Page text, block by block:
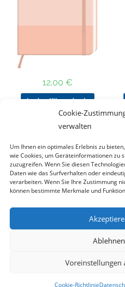
Cookie-
verwalten
Um Ihnen ein optimales Erlebnis zu
wie Cookies, um Geräteinformationen zu
zuzugreifen. Wenn Sie diesen
Daten wie das Surfverhalten oder
verarbeiten. Wenn Sie Ihre Zustimmung
können bestimmte Merkmale und
Ablehnen
Voreinstellungen
Cookie-Richtlinie
12,00 €
In den Warenkorb
Nach Preis filtern
Kategorie
auswählen
Datenschutz
Copyright 2023 - DT